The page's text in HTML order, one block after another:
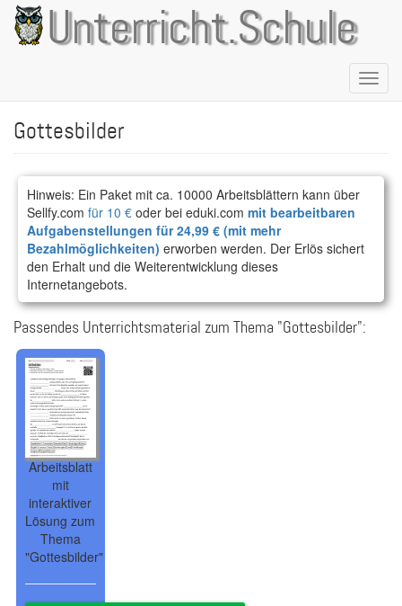
Direkt
zum
Inhalt
Unterricht.Schule
Gottesbilder
Hinweis: Ein Paket mit ca. 10000 Arbeitsblättern kann über
Sellfy.com für 10 € oder bei eduki.com mit bearbeitbaren
Aufgabenstellungen für 24,99 € (mit mehr
Bezahlmöglichkeiten) erworben werden. Der Erlös sichert
den Erhalt und die Weiterentwicklung dieses
Internetangebots.
Passendes Unterrichtsmaterial zum Thema "Gottesbilder":
Arbeitsblatt
mit
interaktiver
Lösung zum
Thema
"Gottesbilder"